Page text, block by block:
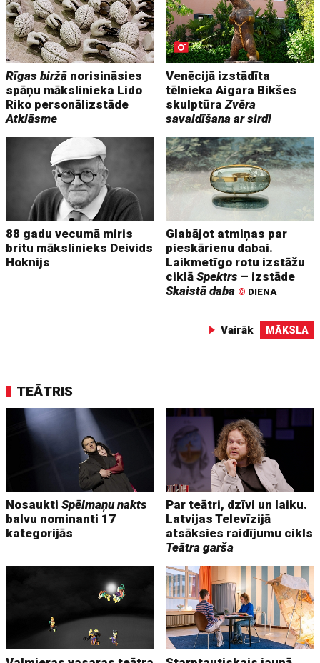
Rīgas biržā norisināsies
spāņu mākslinieka Lido
Riko personālizstāde
Atklāsme
Venēcijā izstādīta
tēlnieka Aigara Bikšes
skulptūraZvēra
savaldīšana ar sirdi
88 gadu vecumā miris
britu mākslinieks Deivids
Hoknijs
Glabājot atmiņas par
pieskārienu dabai.
Laikmetīgo rotu izstāžu
ciklāSpektrs – izstāde
Skaistā daba © DIENA
Vairāk MĀKSLA
TEĀTRIS
NosauktiSpēlmaņu nakts
balvu nominanti 17
kategorijās
Par teātri, dzīvi un laiku.
Latvijas Televīzijā
atsāksies raidījumu cikls
Teātra garša